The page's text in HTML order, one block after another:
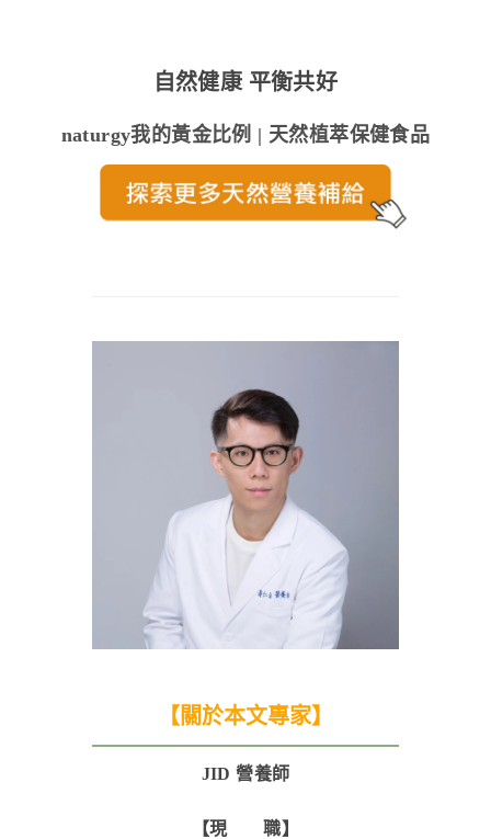
自然健康 平衡共好
naturgy我的黃金比例 | 天然植萃保健食品
【關於本文專家】
JID 營養師
【現 職】